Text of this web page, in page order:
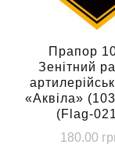
Прапор
Зенітний
«Аквіла»
(Flag-
180.00